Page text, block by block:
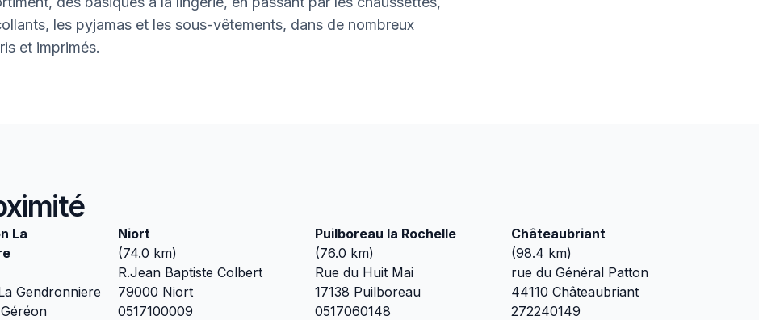
les pyjamas et les sous-vêtements, dans de nombreux
et imprimés.
La
Gendronniere
Niort
(74.0 km)
R.Jean Baptiste Colbert
79000 Niort
0517100009
Puilboreau la Rochelle
(76.0 km)
Rue du Huit Mai
17138 Puilboreau
0517060148
Châteaubriant
(98.4 km)
rue du Général Patton
44110 Châteaubriant
272240149